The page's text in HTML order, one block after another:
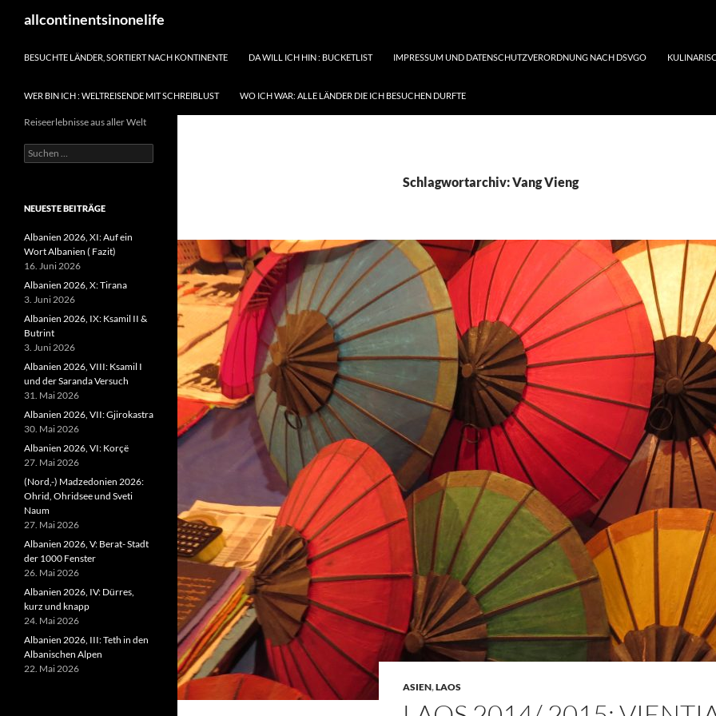
Inhaltallcontinentsinonelife
BESUCHTE LÄNDER, SORTIERT NACH KONTINENTE DA WILL ICH HIN : BUCKETLIST IMPRESSUM UND DATENSCHUTZVERORDNUNG NACH DSVGO
WER BIN ICH : WELTREISENDE MIT SCHREIBLUST WO ICH WAR: ALLE LÄNDER DIE ICH BESUCHEN DURFTE
Schlagwortarchiv: Vang Vieng
ASIEN,LAOS
Reiseerlebnisse aus aller Welt
Suchen
nach:
NEUESTE BEITRÄGE
Albanien 2026, XI: Auf ein
Wort Albanien ( Fazit)
16. Juni 2026
Albanien 2026, X: Tirana
3. Juni 2026
Albanien 2026, IX: Ksamil II &
Butrint
3. Juni 2026
Albanien 2026, VIII: Ksamil I
und der Saranda Versuch
31. Mai 2026
Albanien 2026, VII: Gjirokastra
30. Mai 2026
Albanien 2026, VI: Korçë
27. Mai 2026
(Nord,-) Madzedonien 2026:
Ohrid, Ohridsee und Sveti
Naum
27. Mai 2026
Albanien 2026, V: Berat- Stadt
der 1000 Fenster
26. Mai 2026
Albanien 2026, IV: Dürres,
kurz und knapp
24. Mai 2026
Albanien 2026, III: Teth in den
Albanischen Alpen
22. Mai 2026